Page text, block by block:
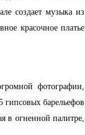
создает музыка из
красочное платье
фотографии,
гипсовых барельефов
в огненной палитре,